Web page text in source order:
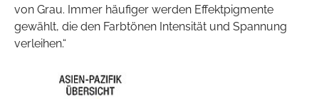
von Grau. Immer häufiger werden Effektpigmente
gewählt, die den Farbtönen Intensität und Spannung
verleihen.“